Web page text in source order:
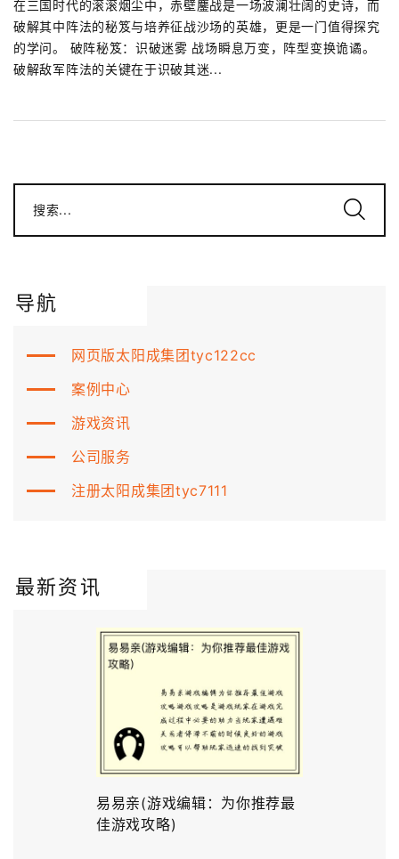
在三国时代的滚滚烟尘中，赤壁鏖战是一场波澜壮阔的史诗，而
破解其中阵法的秘笈与培养征战沙场的英雄，更是一门值得探究
的学问。 破阵秘笈：识破迷雾 战场瞬息万变，阵型变换诡谲。
破解敌军阵法的关键在于识破其迷...
搜索...
导航
网页版太阳成集团tyc122cc
案例中心
游戏资讯
公司服务
注册太阳成集团tyc7111
最新资讯
易易亲(游戏编辑：为你推荐最
佳游戏攻略)